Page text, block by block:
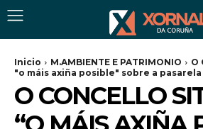
Inicio M.AMBIENTE E PATRIMONIO
O
"o máis axiña posible" sobre a
O CONCELLO